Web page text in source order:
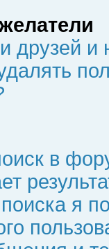
друзей
в
я